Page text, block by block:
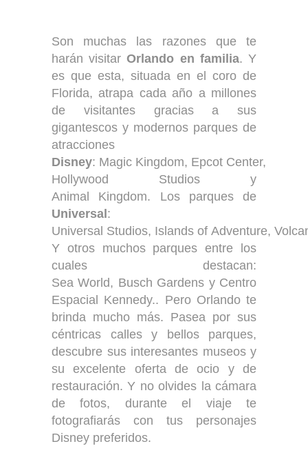
Son muchas las razones que te
harán visitarOrlando en familia. Y
es que esta, situada en el coro de
Florida, atrapa cada año a millones
de visitantes gracias a sus
gigantescos y modernos parques de
atracciones
Disney: Magic Kingdom, Epcot Center,
Hollywood Studios y
Animal Kingdom. Los parques de
Universal:
Universal Studios, Islands of Adventure,
Y otros muchos parques entre los
cuales destacan:
Sea World, Busch Gardens y Centro
Espacial Kennedy.. Pero Orlando te
brinda mucho más. Pasea por sus
céntricas calles y bellos parques,
descubre sus interesantes museos y
su excelente oferta de ocio y de
restauración. Y no olvides la cámara
de fotos, durante el viaje te
fotografiarás con tus personajes
Disney preferidos.